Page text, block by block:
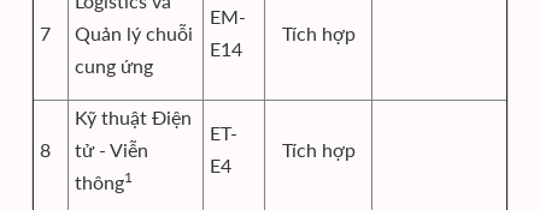
7
Quản lý chuỗi
cung ứng
EM-
E14
Tích hợp
8
Kỹ thuật Điện
tử - Viễn
thông1
ET-
E4
Tích hợp